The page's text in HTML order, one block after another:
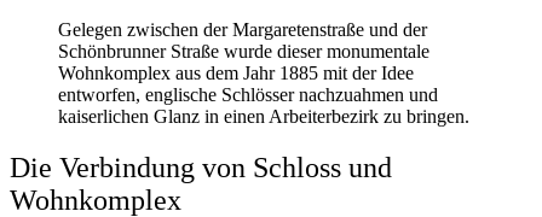
Gelegen zwischen der Margaretenstraße und der
Schönbrunner Straße wurde dieser monumentale
Wohnkomplex aus dem Jahr 1885 mit der Idee
entworfen, englische Schlösser nachzuahmen und
kaiserlichen Glanz in einen Arbeiterbezirk zu bringen.
Die Verbindung von Schloss und
Wohnkomplex